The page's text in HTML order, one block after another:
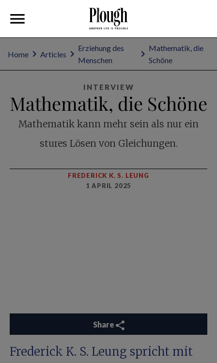
Home Articles
Erziehung des
Menschen
Mathematik, die
Schöne
INTERVIEW
Mathematik, die Schöne
Mathematik kann mehr sein als nur ein
stures Lösen von Gleichungen.
FREDERICK K. S. LEUNG
1 APRIL 2025
Share
Frederick K. S. Leung spricht mit